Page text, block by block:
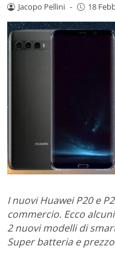
Jacopo Pellini - 18
I nuovi Huawei P20 e
commercio. Ecco
2 nuovi modelli di
Super batteria e